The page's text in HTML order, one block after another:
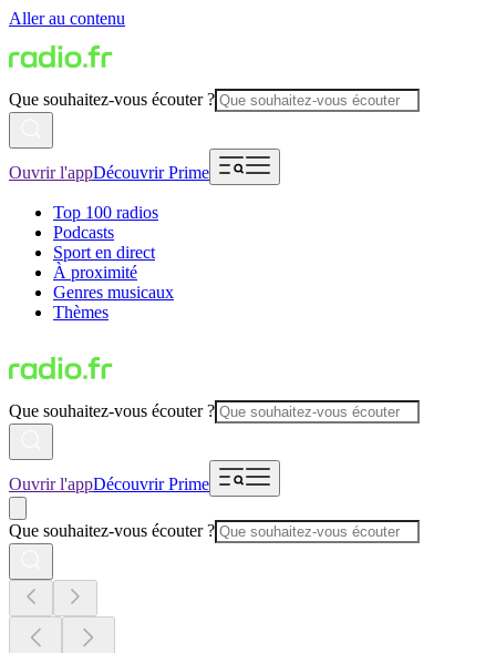
Aller au contenu
Que souhaitez-vous écouter ?
Ouvrir l'appDécouvrir Prime
Top 100 radios
Podcasts
Sport en direct
À proximité
Genres musicaux
Thèmes
Que souhaitez-vous écouter ?
Ouvrir l'appDécouvrir Prime
Que souhaitez-vous écouter ?